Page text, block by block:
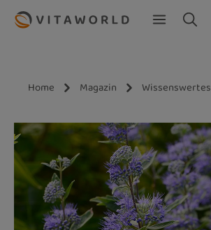
Zum Hauptinhalt springen
Home Magazin Wissenswertes